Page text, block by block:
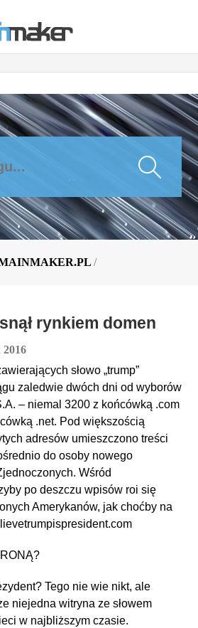
rynkiem domen
2016
słowo „trump”
zaledwie dwóch dni od wyborów
– niemal 3200 z końcówką .com
.net. Pod większością
adresów umieszczono treści
do osoby nowego
Wśród
po deszczu wpisów roi się
Amerykanów, jak choćby na
Tego nie wie nikt, ale
niejedna witryna ze słowem
w najbliższym czasie.